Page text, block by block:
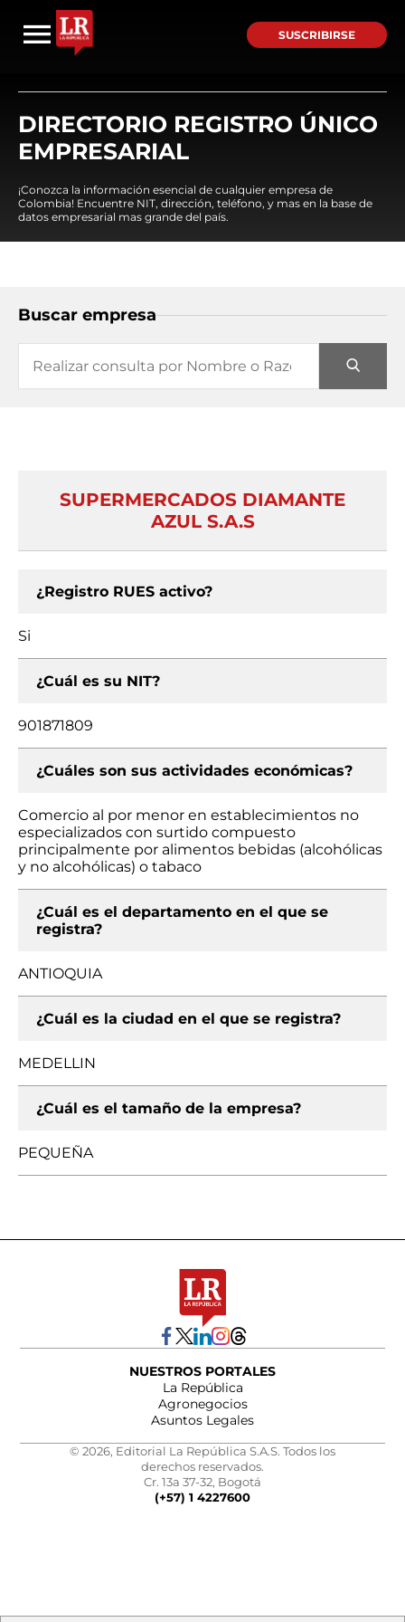
SUSCRIBIRSE
DIRECTORIO REGISTRO ÚNICO
EMPRESARIAL
¡Conozca la información esencial de cualquier empresa de
Colombia! Encuentre NIT, dirección, teléfono, y mas en la base de
datos empresarial mas grande del país.
Buscar empresa
SUPERMERCADOS DIAMANTE
AZUL S.A.S
¿Registro RUES activo?
Si
¿Cuál es su NIT?
901871809
¿Cuáles son sus actividades económicas?
Comercio al por menor en establecimientos no
especializados con surtido compuesto
principalmente por alimentos bebidas (alcohólicas
y no alcohólicas) o tabaco
¿Cuál es el departamento en el que se
registra?
ANTIOQUIA
¿Cuál es la ciudad en el que se registra?
MEDELLIN
¿Cuál es el tamaño de la empresa?
PEQUEÑA
NUESTROS PORTALES
La República
Agronegocios
Asuntos Legales
© 2026, Editorial La República S.A.S. Todos los
derechos reservados.
Cr. 13a 37-32, Bogotá
(+57) 1 4227600